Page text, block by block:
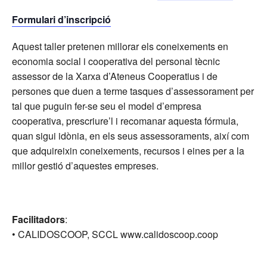
Formulari d’inscripció
Aquest taller pretenen millorar els coneixements en
economia social i cooperativa del personal tècnic
assessor de la Xarxa d’Ateneus Cooperatius i de
persones que duen a terme tasques d’assessorament per
tal que puguin fer-se seu el model d’empresa
cooperativa, prescriure’l i recomanar aquesta fórmula,
quan sigui idònia, en els seus assessoraments, així com
que adquireixin coneixements, recursos i eines per a la
millor gestió d’aquestes empreses.
Facilitadors:
• CALIDOSCOOP, SCCL www.calidoscoop.coop